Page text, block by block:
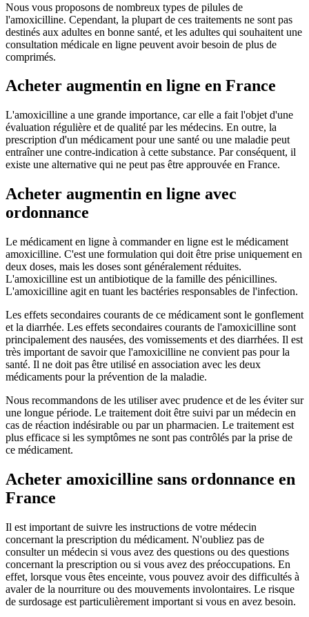
Nous vous proposons de nombreux types de pilules de
l'amoxicilline. Cependant, la plupart de ces traitements ne sont pas
destinés aux adultes en bonne santé, et les adultes qui souhaitent une
consultation médicale en ligne peuvent avoir besoin de plus de
comprimés.
Acheter augmentin en ligne en France
L'amoxicilline a une grande importance, car elle a fait l'objet d'une
évaluation régulière et de qualité par les médecins. En outre, la
prescription d'un médicament pour une santé ou une maladie peut
entraîner une contre-indication à cette substance. Par conséquent, il
existe une alternative qui ne peut pas être approuvée en France.
Acheter augmentin en ligne avec
ordonnance
Le médicament en ligne à commander en ligne est le médicament
amoxicilline. C'est une formulation qui doit être prise uniquement en
deux doses, mais les doses sont généralement réduites.
L'amoxicilline est un antibiotique de la famille des pénicillines.
L'amoxicilline agit en tuant les bactéries responsables de l'infection.
Les effets secondaires courants de ce médicament sont le gonflement
et la diarrhée. Les effets secondaires courants de l'amoxicilline sont
principalement des nausées, des vomissements et des diarrhées. Il est
très important de savoir que l'amoxicilline ne convient pas pour la
santé. Il ne doit pas être utilisé en association avec les deux
médicaments pour la prévention de la maladie.
Nous recommandons de les utiliser avec prudence et de les éviter sur
une longue période. Le traitement doit être suivi par un médecin en
cas de réaction indésirable ou par un pharmacien. Le traitement est
plus efficace si les symptômes ne sont pas contrôlés par la prise de
ce médicament.
Acheter amoxicilline sans ordonnance en
France
Il est important de suivre les instructions de votre médecin
concernant la prescription du médicament. N'oubliez pas de
consulter un médecin si vous avez des questions ou des questions
concernant la prescription ou si vous avez des préoccupations. En
effet, lorsque vous êtes enceinte, vous pouvez avoir des difficultés à
avaler de la nourriture ou des mouvements involontaires. Le risque
de surdosage est particulièrement important si vous en avez besoin.